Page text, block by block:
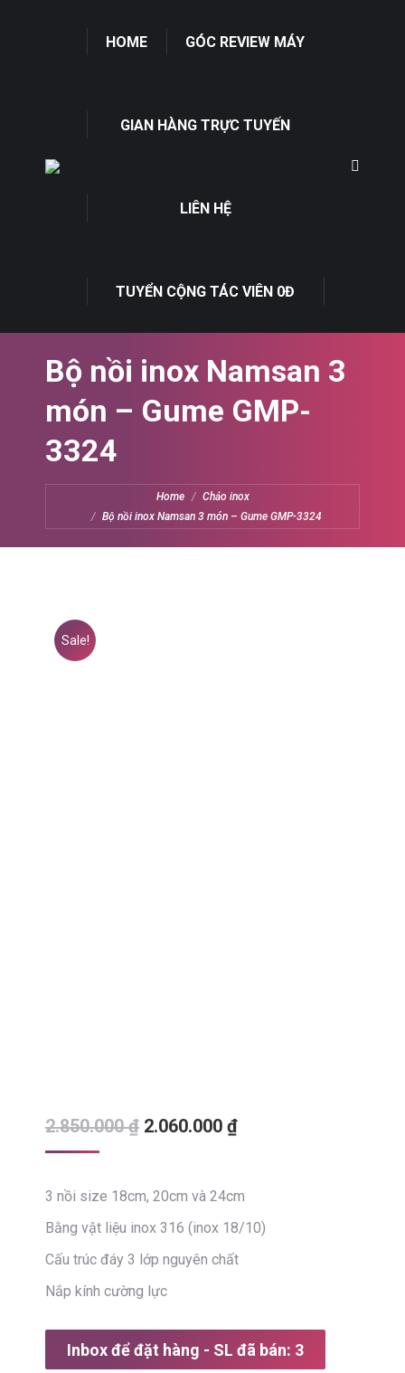
HOME GÓC REVIEW MÁY
GIAN HÀNG TRỰC TUYẾN
LIÊN HỆ
TUYỂN CỘNG TÁC VIÊN 0Đ
Bộ nồi inox Namsan 3
món – Gume GMP-
3324
You are here:
Home
Chảo inox
Bộ nồi inox Namsan 3 món – Gume GMP-3324
Sale!
2.850.000₫ 2.060.000 ₫
3 nồi size 18cm, 20cm và 24cm
Bằng vật liệu inox 316 (inox 18/10)
Cấu trúc đáy 3 lớp nguyên chất
Nắp kính cường lực
Inbox để đặt hàng - SL đã bán: 3